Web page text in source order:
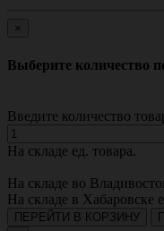
×
Выберите количество
Введите количество
На складе ед. товара.
На складе во
На складе в Хабаровске
ПЕРЕЙТИ В КОРЗИНУ